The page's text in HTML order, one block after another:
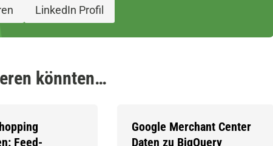
LinkedIn Profil
könnten…
Feed-
Google Merchant Center
Daten zu BigQuery